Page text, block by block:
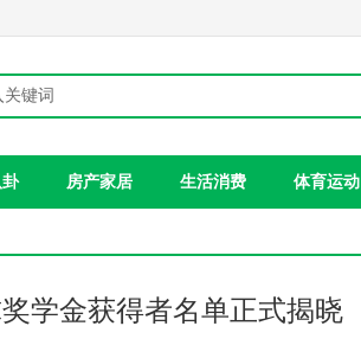
房产家居 生活消费 体育运动
学金获得者名单正式揭晓